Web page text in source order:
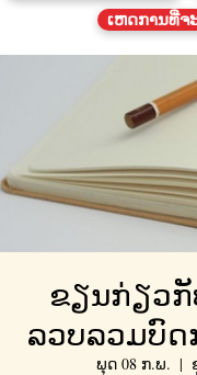
ເຫດການທີ່ຈ
ຂຽນກ່ຽວກັ
ລວບລວມບົດ
ພຸດ 08 ກ.ພ.
  |